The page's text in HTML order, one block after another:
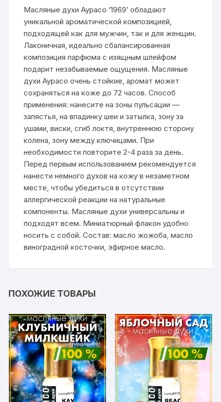
Масляные духи Аурасо ‘1969’ обладают
уникальной ароматической композицией,
подходящей как для мужчин, так и для женщин.
Лаконичная, идеально сбалансированная
композиция парфюма с изящным шлейфом
подарит незабываемые ощущения. Масляные
духи Аурасо очень стойкие, аромат может
сохраняться на коже до 72 часов. Способ
применения: нанесите на зоны пульсации —
запястья, на впадинку шеи и затылка, зону за
ушами, виски, сгиб локтя, внутреннюю сторону
колена, зону между ключицами. При
необходимости повторите 2-4 раза за день.
Перед первым использованием рекомендуется
нанести немного духов на кожу в незаметном
месте, чтобы убедиться в отсутствии
аллергической реакции на натуральные
компоненты. Масляные духи универсальны и
подходят всем. Миниатюрный флакон удобно
носить с собой. Состав: масло жожоба, масло
виноградной косточки, эфирное масло.
ПОХОЖИЕ ТОВАРЫ